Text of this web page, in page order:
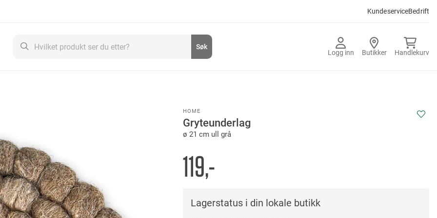
KundeserviceBedrift
Logg inn Butikker Handlekurv
Søk
HOME
Gryteunderlag
ø 21 cm ull grå
119,-
Lagerstatus i din lokale butikk